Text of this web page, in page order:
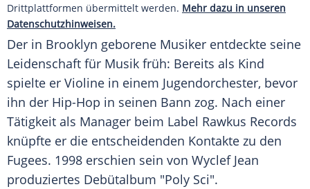
Drittplattformen übermittelt werden. Mehr dazu in unseren
Datenschutzhinweisen.
Der in Brooklyn geborene Musiker entdeckte seine
Leidenschaft für Musik früh: Bereits als Kind
spielte er Violine in einem Jugendorchester, bevor
ihn der Hip-Hop in seinen Bann zog. Nach einer
Tätigkeit als Manager beim Label Rawkus Records
knüpfte er die entscheidenden Kontakte zu den
Fugees. 1998 erschien sein von Wyclef Jean
produziertes Debütalbum "Poly Sci".